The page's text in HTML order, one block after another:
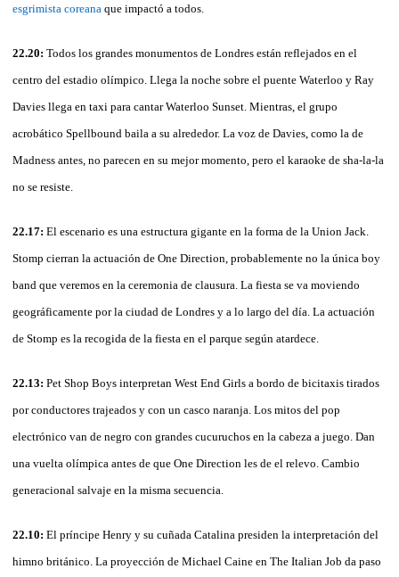
esgrimista coreana que impactó a todos.
22.20: Todos los grandes monumentos de Londres están reflejados en el
centro del estadio olímpico. Llega la noche sobre el puente Waterloo y Ray
Davies llega en taxi para cantar Waterloo Sunset. Mientras, el grupo
acrobático Spellbound baila a su alrededor. La voz de Davies, como la de
Madness antes, no parecen en su mejor momento, pero el karaoke de sha-la-la
no se resiste.
22.17: El escenario es una estructura gigante en la forma de la Union Jack.
Stomp cierran la actuación de One Direction, probablemente no la única boy
band que veremos en la ceremonia de clausura. La fiesta se va moviendo
geográficamente por la ciudad de Londres y a lo largo del día. La actuación
de Stomp es la recogida de la fiesta en el parque según atardece.
22.13: Pet Shop Boys interpretan West End Girls a bordo de bicitaxis tirados
por conductores trajeados y con un casco naranja. Los mitos del pop
electrónico van de negro con grandes cucuruchos en la cabeza a juego. Dan
una vuelta olímpica antes de que One Direction les de el relevo. Cambio
generacional salvaje en la misma secuencia.
22.10: El príncipe Henry y su cuñada Catalina presiden la interpretación del
himno británico. La proyección de Michael Caine en The Italian Job da paso